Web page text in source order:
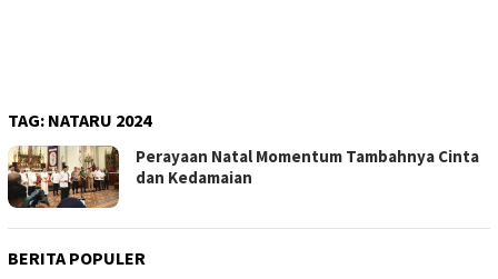
TAG: NATARU 2024
Perayaan Natal Momentum Tambahnya Cinta
dan Kedamaian
BERITA POPULER